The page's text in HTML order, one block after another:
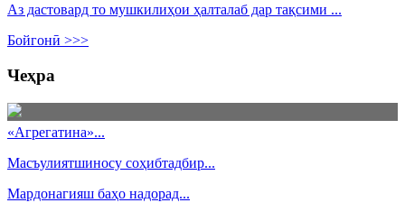
Аз дастовард то мушкилиҳои ҳалталаб дар тақсими ...
Бойгонӣ >>>
Чеҳра
«Агрегатина»...
Масъулиятшиносу соҳибтадбир...
Мардонагияш баҳо надорад...